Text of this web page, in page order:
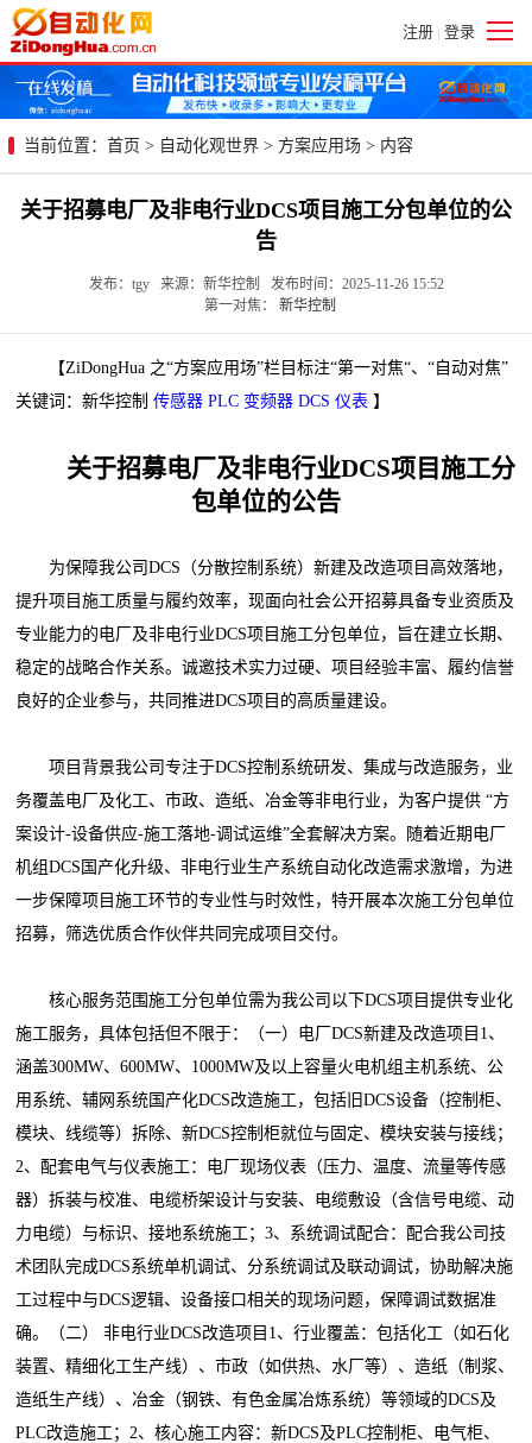
注册 | 登录
当前位置： 首页 > 自动化观世界 > 方案应用场 > 内容
关于招募电厂及非电行业DCS项目施工分包单位的公
告
发布：tgy 来源：新华控制 发布时间：2025-11-26 15:52
第一对焦： 新华控制
【ZiDongHua 之“方案应用场”栏目标注“第一对焦“、“自动对焦”
关键词：新华控制传感器 PLC 变频器 DCS 仪表 】
关于招募电厂及非电行业DCS项目施工分
包单位的公告
为保障我公司DCS（分散控制系统）新建及改造项目高效落地，
提升项目施工质量与履约效率，现面向社会公开招募具备专业资质及
专业能力的电厂及非电行业DCS项目施工分包单位，旨在建立长期、
稳定的战略合作关系。诚邀技术实力过硬、项目经验丰富、履约信誉
良好的企业参与，共同推进DCS项目的高质量建设。
项目背景我公司专注于DCS控制系统研发、集成与改造服务，业
务覆盖电厂及化工、市政、造纸、冶金等非电行业，为客户提供 “方
案设计-设备供应-施工落地-调试运维”全套解决方案。随着近期电厂
机组DCS国产化升级、非电行业生产系统自动化改造需求激增，为进
一步保障项目施工环节的专业性与时效性，特开展本次施工分包单位
招募，筛选优质合作伙伴共同完成项目交付。
核心服务范围施工分包单位需为我公司以下DCS项目提供专业化
施工服务，具体包括但不限于：（一）电厂DCS新建及改造项目1、
涵盖300MW、600MW、1000MW及以上容量火电机组主机系统、公
用系统、辅网系统国产化DCS改造施工，包括旧DCS设备（控制柜、
模块、线缆等）拆除、新DCS控制柜就位与固定、模块安装与接线；
2、配套电气与仪表施工：电厂现场仪表（压力、温度、流量等传感
器）拆装与校准、电缆桥架设计与安装、电缆敷设（含信号电缆、动
力电缆）与标识、接地系统施工；3、系统调试配合：配合我公司技
术团队完成DCS系统单机调试、分系统调试及联动调试，协助解决施
工过程中与DCS逻辑、设备接口相关的现场问题，保障调试数据准
确。（二） 非电行业DCS改造项目1、行业覆盖：包括化工（如石化
装置、精细化工生产线）、市政（如供热、水厂等）、造纸（制浆、
造纸生产线）、冶金（钢铁、有色金属冶炼系统）等领域的DCS及
PLC改造施工；2、核心施工内容：新DCS及PLC控制柜、电气柜、